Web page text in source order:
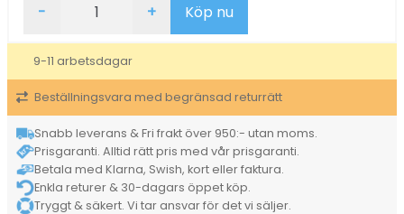
Madrid
Ek
3600x1200/800
mängd
- + Köp nu
9-11 arbetsdagar
Beställningsvara med begränsad returrätt
Snabb leverans & Fri frakt över 950:- utan moms.
Prisgaranti. Alltid rätt pris med vår prisgaranti.
Betala med Klarna, Swish, kort eller faktura.
Enkla returer & 30-dagars öppet köp.
Tryggt & säkert. Vi tar ansvar för det vi säljer.